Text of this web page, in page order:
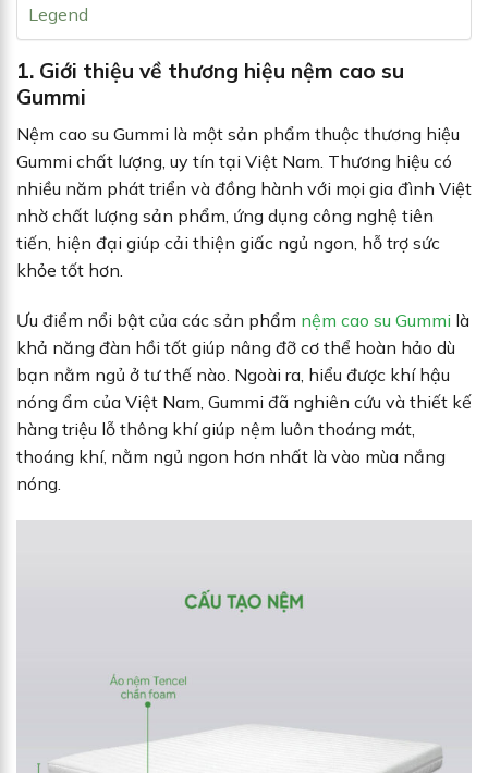
Legend
1. Giới thiệu về thương hiệu nệm cao su
Gummi
Nệm cao su Gummi là một sản phẩm thuộc thương hiệu
Gummi chất lượng, uy tín tại Việt Nam. Thương hiệu có
nhiều năm phát triển và đồng hành với mọi gia đình Việt
nhờ chất lượng sản phẩm, ứng dụng công nghệ tiên
tiến, hiện đại giúp cải thiện giấc ngủ ngon, hỗ trợ sức
khỏe tốt hơn.
Ưu điểm nổi bật của các sản phẩm nệm cao su Gummi là
khả năng đàn hồi tốt giúp nâng đỡ cơ thể hoàn hảo dù
bạn nằm ngủ ở tư thế nào. Ngoài ra, hiểu được khí hậu
nóng ẩm của Việt Nam, Gummi đã nghiên cứu và thiết kế
hàng triệu lỗ thông khí giúp nệm luôn thoáng mát,
thoáng khí, nằm ngủ ngon hơn nhất là vào mùa nắng
nóng.